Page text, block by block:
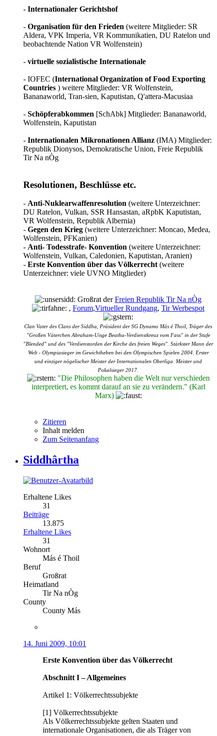
- Internationaler Gerichtshof
- Organisation für den Frieden (weitere Mitglieder: SR
Aldera, VPK Imperia, VR Kommunikatien, DU Ratelon und
beobachtende Nation VR Wolfenstein)
- virtuelle sozialistische Internationale
- IOFEC (International Organization of Food Exporting
Countries ) weitere Mitglieder: VR Wolfenstein,
Bananaworld, Tran-sien, Kaputistan, Q'attera-Macusiaa
- Schöpferabkommen [SchAbk] Mitglieder: Bananaworld,
Wolfenstein, Kaputistan
- Internationalen Mikronationen Allianz (IMA) Mitglieder:
Republik Dionysos, Demokratische Union, Freie Republik
Tir Na nÒg
Resolutionen, Beschlüsse etc.
- Anti-Nuklearwaffenresolution (weitere Unterzeichner:
DU Ratelon, Vulkan, SSR Hansastan, aRpbK Kaputistan,
VR Wolfenstein, Republik Albernia)
- Gegen den Krieg (weitere Unterzeichner: Moncao, Medea,
Wolfenstein, PFKanien)
- Anti- Todesstrafe- Konvention (weitere Unterzeichner:
Wolfenstein, Vulkan, Caledonien, Kaputistan, Aranien)
- Erste Konvention über das Völkerrecht (weitere
Unterzeichner: viele UVNO Mitglieder)
Großrat derFreien Republik Tir Na nÒg
, Forum,Virtueller Rundgang, Tir Werbespot
Clan Vater des Clans der Siddha, Präsident der SG Dynamo Más é Thoil, Träger des
"Großen Väterchen Abraham-Uisge Beatha-Verdienstkreuz vom Fass" in der Stufe
"Blended" und des "Verdienstorden der Kirche des freien Weges". Stärkster Mann der
Welt - Olympiasieger im Gewichtheben bei den Olympischen Spielen 2004. Erster
und einziger nògelischer Meister der Internationalen Oberliga. Meister und
Pokalsieger 2017.
"Die Philosophen haben die Welt nur verschieden
interpretiert, es kommt darauf an sie zu verändern." (Karl
Marx)
Zitieren
Inhalt melden
Zum Seitenanfang
Siddhârtha
Erhaltene Likes
31
Beiträge
13.875
Erhaltene Likes
31
Wohnort
Más é Thoil
Beruf
Großrat
Heimatland
Tir Na nÒg
County
County Más
14. Juni 2009, 10:01
Erste Konvention über das Völkerrecht
Abschnitt I – Allgemeines
Artikel 1: Völkerrechtssubjekte
[1] Völkerrechtssubjekte
Als Völkerrechtssubjekte gelten Staaten und
internationale Organisationen, die als Träger von